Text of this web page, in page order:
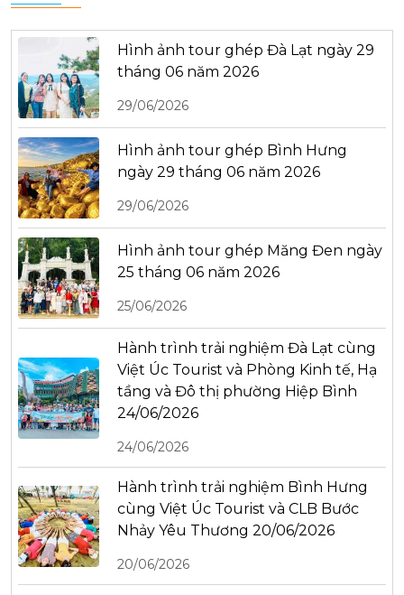
Hình ảnh tour ghép Đà Lạt ngày 29
tháng 06 năm 2026
29/06/2026
Hình ảnh tour ghép Bình Hưng
ngày 29 tháng 06 năm 2026
29/06/2026
Hình ảnh tour ghép Măng Đen ngày
25 tháng 06 năm 2026
25/06/2026
Hành trình trải nghiệm Đà Lạt cùng
Việt Úc Tourist và Phòng Kinh tế, Hạ
tầng và Đô thị phường Hiệp Bình
24/06/2026
24/06/2026
Hành trình trải nghiệm Bình Hưng
cùng Việt Úc Tourist và CLB Bước
Nhảy Yêu Thương 20/06/2026
20/06/2026